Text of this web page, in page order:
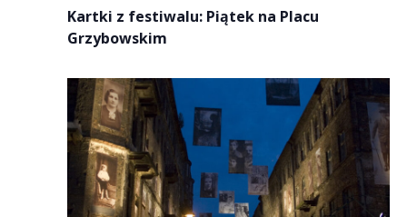
Kartki z festiwalu: Piątek na Placu
Grzybowskim